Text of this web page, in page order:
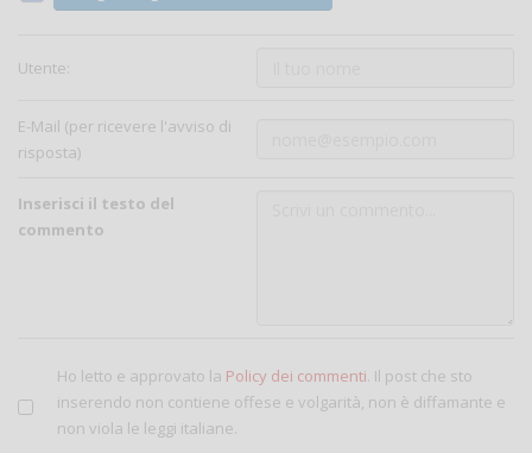
Utente:
E-Mail (per ricevere l'avviso di
risposta)
Inserisci il testo del
commento
Ho letto e approvato la Policy dei commenti. Il post che sto
inserendo non contiene offese e volgarità, non è diffamante e
non viola le leggi italiane.